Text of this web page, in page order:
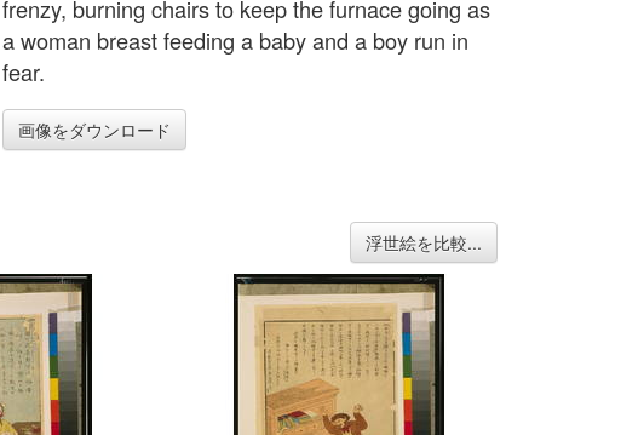
frenzy, burning chairs to keep the furnace going as
a woman breast feeding a baby and a boy run in
fear.
画像をダウンロード
浮世絵を比較...